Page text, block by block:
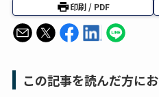
印刷 / PDF
この記事を読んだ方に